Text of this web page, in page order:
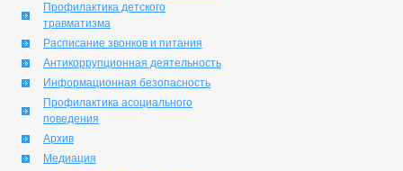
Профилактика детского
травматизма
Расписание звонков и питания
Антикоррупционная деятельность
Информационная безопасность
Профилактика асоциального
поведения
Архив
Медиация